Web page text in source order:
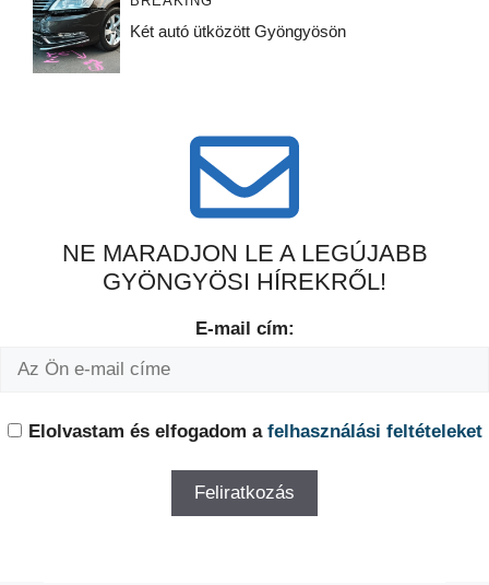
Két autó ütközött Gyöngyösön
NE MARADJON LE A LEGÚJABB
GYÖNGYÖSI HÍREKRŐL!
E-mail cím:
Elolvastam és elfogadom a felhasználási feltételeket